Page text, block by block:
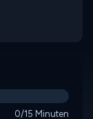
0/15 Minuten